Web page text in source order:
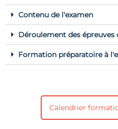
Contenu de l'examen
Déroulement des épreuves
Formation préparatoire à
Calendrier